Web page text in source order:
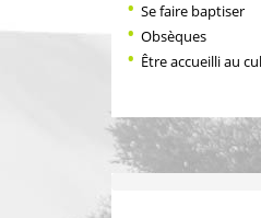
Se faire baptiser
Obsèques
Être accueilli au